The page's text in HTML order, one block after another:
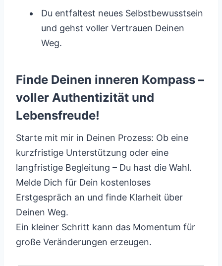
Du entfaltest neues Selbstbewusstsein
und gehst voller Vertrauen Deinen
Weg.
Finde Deinen inneren Kompass –
voller Authentizität und
Lebensfreude!
Starte mit mir in Deinen Prozess: Ob eine
kurzfristige Unterstützung oder eine
langfristige Begleitung – Du hast die Wahl.
Melde Dich für Dein kostenloses
Erstgespräch an und finde Klarheit über
Deinen Weg.
Ein kleiner Schritt kann das Momentum für
große Veränderungen erzeugen.